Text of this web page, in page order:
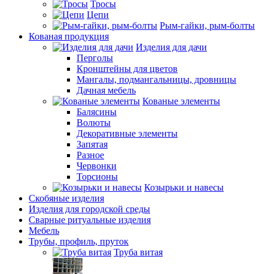
Тросы
Цепи
Рым-гайки, рым-болты
Кованая продукция
Изделия для дачи
Перголы
Кронштейны для цветов
Мангалы, подмангальницы, дровницы
Дачная мебель
Кованые элементы
Балясины
Волюты
Декоративные элементы
Запятая
Разное
Червонки
Торсионы
Козырьки и навесы
Скобяные изделия
Изделия для городской среды
Сварные ритуальные изделия
Мебель
Трубы, профиль, пруток
Труба витая